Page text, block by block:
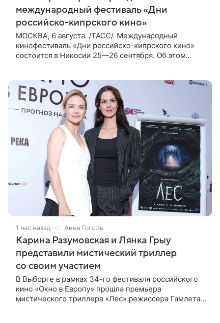
международный фестиваль «Дни
российско-кипрского кино»
МОСКВА, 6 августа. /ТАСС/. Международный
кинофестиваль «Дни российско-кипрского кино»
состоится в Никосии 25—26 сентября. Об этом
1 час назад Анна Гоголь
Карина Разумовская и Лянка Грыу
представили мистический триллер
со своим участием
В Выборге в рамках 34-го фестиваля российского
кино «Окно в Европу» прошла премьера
мистического триллера «Лес» режиссера Гамлета